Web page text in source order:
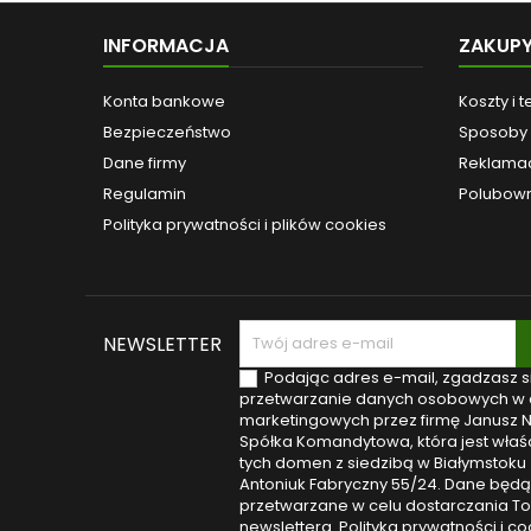
INFORMACJA
Konta bankowe
Bezpieczeństwo
Dane firmy
Regulamin
Polityka prywatności i plików cookies
Koszty i
Sposoby
NEWSLETTER
Podając adres e-mail, zgadzasz
przetwarzanie danych osobowych w
marketingowych przez firmę Janusz
Spółka Komandytowa, która jest
tych domen z siedzibą w Białymstoku
Antoniuk Fabryczny 55/24. Dane będą
przetwarzane w celu dostarczania